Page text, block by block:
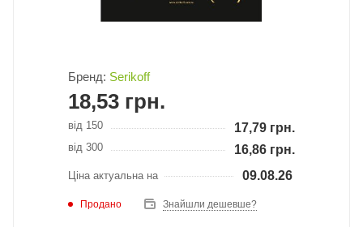
Бренд: Serikoff
18,53 грн.
від 150 17,79 грн.
від 300 16,86 грн.
Ціна актуальна на 09.08.26
Продано Знайшли дешевше?